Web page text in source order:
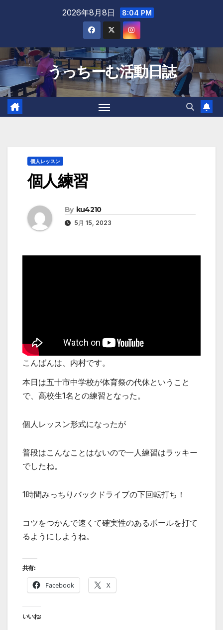
2026年8月8日 8:04 PM
うっちーむ活動日誌
個人レッスン
個人練習
By ku4210
5月 15, 2023
こんばんは、内村です。
本日は五十市中学校が体育祭の代休ということ
で、高校生1名との練習となった。
個人レッスン形式になったが
普段はこんなことはないので一人練習はラッキー
でしたね。
1時間みっちりバックドライブの下回転打ち！
コツをつかんで速くて確実性のあるボールを打て
るようにしようね。
共有:
Facebook X
いいね: